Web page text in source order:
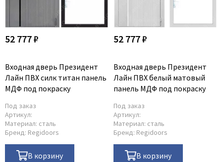
52 777 ₽
Входная дверь Президент
Лайн ПВХ силк титан панель
МДФ под покраску
Под заказ
Артикул:
Материал: сталь
Бренд: Regidoors
В корзину
52 777 ₽
Входная дверь Президент
Лайн ПВХ белый матовый
панель МДФ под покраску
Под заказ
Артикул:
Материал: сталь
Бренд: Regidoors
В корзину